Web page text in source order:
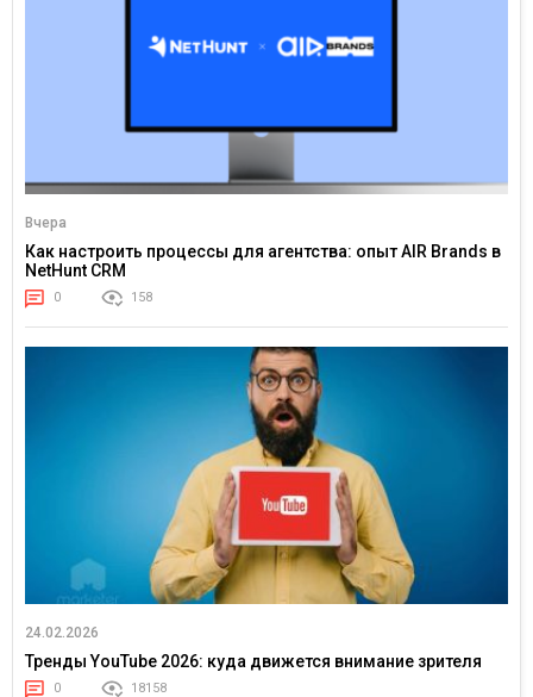
Вчера
Как настроить процессы для агентства: опыт AIR Brands в
NetHunt CRM
0 158
24.02.2026
Тренды YouTube 2026: куда движется внимание зрителя
0 18158